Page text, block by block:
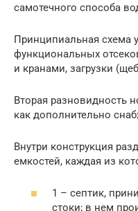
самотечного способа
Принципиальная схема
функциональных
и кранами, загрузки
Вторая разновидность
как дополнительно
Внутри конструкция
емкостей, каждая из
1 – септик,
стоки; в нем